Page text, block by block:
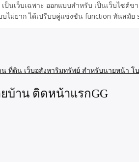
เป็นเว็บเฉพาะ ออกแบบสำหรับ เป็นเว็บไซ
ไม่ยาก ได้เปรีบบคู่แข่งขัน function ทันสมั
บ้าน ติดหน้าแรกGG